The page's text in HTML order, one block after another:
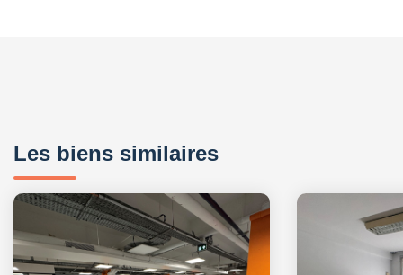
Les biens similaires